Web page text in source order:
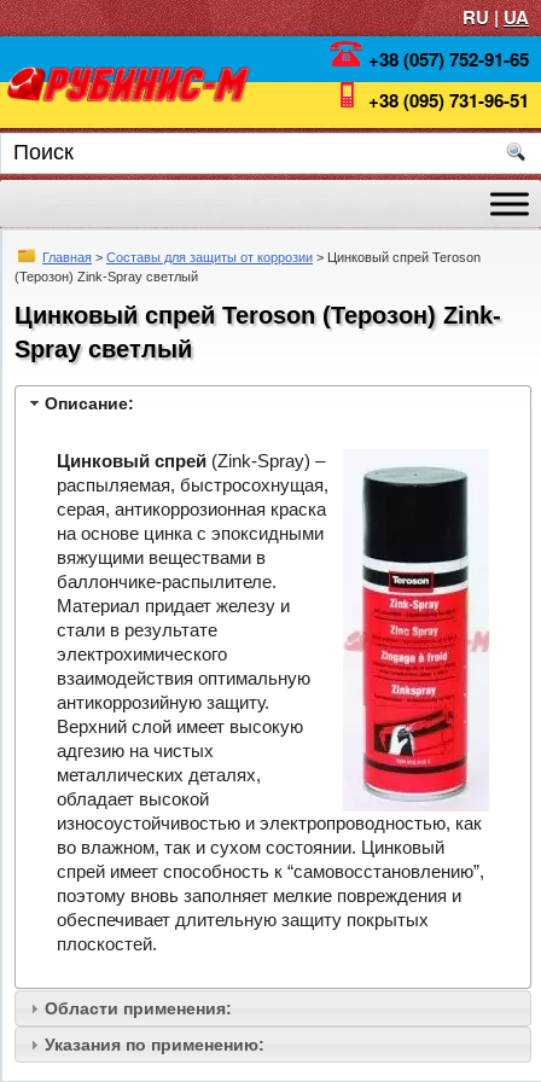
RU |UA
+38 (057) 752-91-65
+38 (095) 731-96-51
Главная > Составы для защиты от коррозии > Цинковый спрей Teroson
(Терозон) Zink-Spray светлый
Цинковый спрей Teroson (Терозон) Zink-
Spray светлый
Описание:
Цинковый спрей(Zink-Spray) –
распыляемая, быстросохнущая,
серая, антикоррозионная краска
на основе цинка с эпоксидными
вяжущими веществами в
баллончике-распылителе.
Материал придает железу и
стали в результате
электрохимического
взаимодействия оптимальную
антикоррозийную защиту.
Верхний слой имеет высокую
адгезию на чистых
металлических деталях,
обладает высокой
износоустойчивостью и электропроводностью, как
во влажном, так и сухом состоянии. Цинковый
спрей имеет способность к “самовосстановлению”,
поэтому вновь заполняет мелкие повреждения и
обеспечивает длительную защиту покрытых
плоскостей.
Области применения:
Указания по применению: